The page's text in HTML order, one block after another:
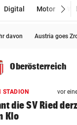
Digital Motor
davon Austria goes
Oberösterreich
vor
die SV Ried
Klo